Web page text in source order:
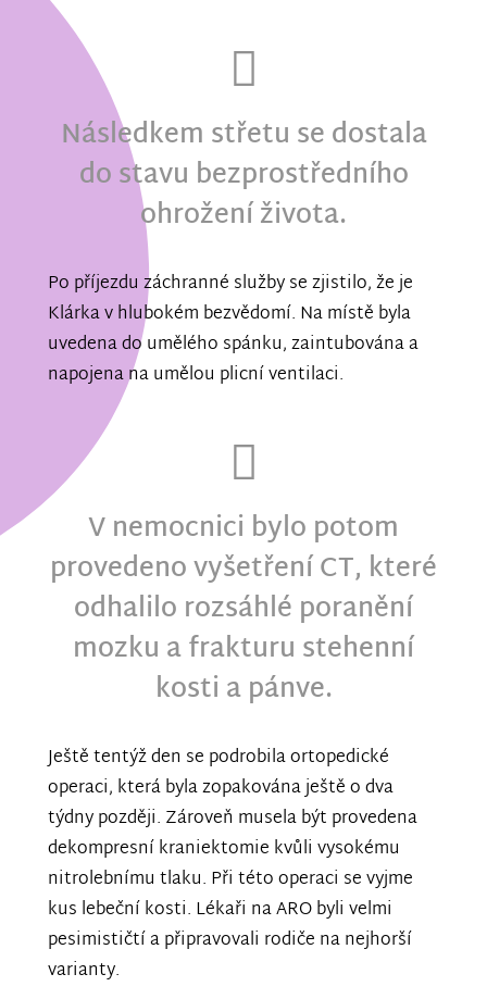
Následkem střetu se dostala
do stavu bezprostředního
ohrožení života.
Po příjezdu záchranné služby se zjistilo, že je
Klárka v hlubokém bezvědomí. Na místě byla
uvedena do umělého spánku, zaintubována a
napojena na umělou plicní ventilaci.
V nemocnici bylo potom
provedeno vyšetření CT, které
odhalilo rozsáhlé poranění
mozku a frakturu stehenní
kosti a pánve.
Ještě tentýž den se podrobila ortopedické
operaci, která byla zopakována ještě o dva
týdny později. Zároveň musela být provedena
dekompresní kraniektomie kvůli vysokému
nitrolebnímu tlaku. Při této operaci se vyjme
kus lebeční kosti. Lékaři na ARO byli velmi
pesimističtí a připravovali rodiče na nejhorší
varianty.